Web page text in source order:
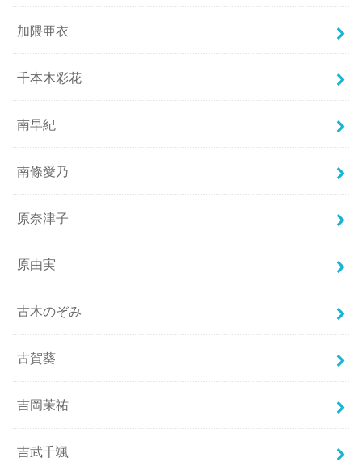
加隈亜衣
千本木彩花
南早紀
南條愛乃
原奈津子
原由実
古木のぞみ
古賀葵
吉岡茉祐
吉武千颯